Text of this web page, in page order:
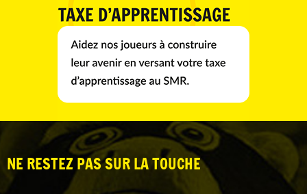
NE RESTEZ PAS SUR LA TOUCHE